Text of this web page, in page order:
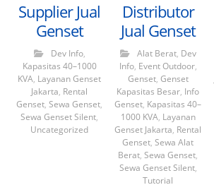
Supplier Jual
Genset
Dev Info,
Kapasitas 40–1000
KVA, Layanan Genset
Jakarta, Rental
Genset,Sewa Genset,
Sewa Genset Silent,
Uncategorized
Distributor
Jual Genset
Alat Berat, Dev
Info, Event Outdoor,
Genset, Genset
Kapasitas Besar, Info
Genset, Kapasitas 40–
1000 KVA, Layanan
Genset Jakarta, Rental
Genset,Sewa Alat
Berat,Sewa Genset,
Sewa Genset Silent,
Tutorial